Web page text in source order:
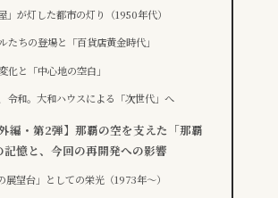
」が灯した都市の灯り（1950年代）
たちの登場と「百貨店黄金時代」
化と「中心地の空白」
令和。大和ハウスによる「次世代」へ
外編・第2弾】那覇の空を支えた「那覇
記憶と、今回の再開発への影響
展望台」としての栄光（1973年〜）